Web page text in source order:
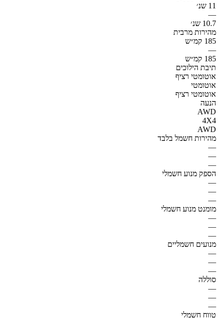
11 שנ׳
—
10.7 שנ׳
מהירות מרבית
185 קמ״ש
—
185 קמ״ש
תיבת הילוכים
אוטומטי רציף
אוטומטי
אוטומטי רציף
הנעה
AWD
4X4
AWD
מהירות חשמל בלבד
—
—
—
הספק מנוע חשמלי
—
—
—
מומנט מנוע חשמלי
—
—
—
מנועים חשמליים
—
—
—
סוללה
—
—
—
טווח חשמלי